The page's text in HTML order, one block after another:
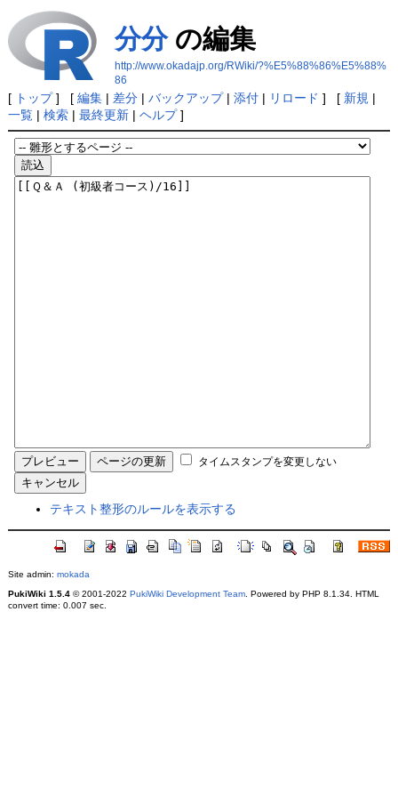
分分の編集
http://www.okadajp.org/RWiki/?%E5%88%86%E5%88%
86
[ トップ] [ 編集| 差分| バックアップ| 添付| リロード ] [ 新規 |
一覧| 検索| 最終更新| ヘルプ]
タイムスタンプを変更しない
テキスト整形のルールを表示する
Site admin: mokada
PukiWiki 1.5.4© 2001-2022 PukiWiki Development Team. Powered by PHP 8.1.34. HTML
convert time: 0.007 sec.